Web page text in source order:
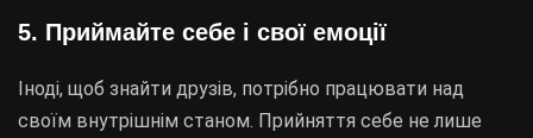
5. Приймайте себе і свої емоції
Іноді, щоб знайти друзів, потрібно працювати над
своїм внутрішнім станом. Прийняття себе не лише